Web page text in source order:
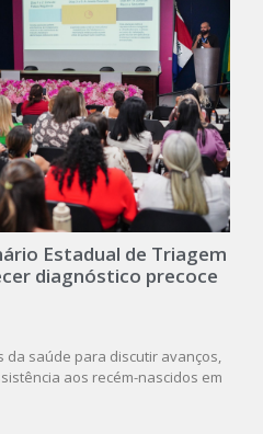
Estadual de Triagem
diagnóstico precoce
saúde para discutir avanços,
aos recém-nascidos em